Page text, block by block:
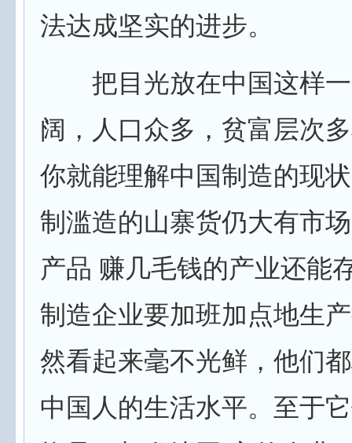
法达成坚实的进步。
把目光放在中国这样一
阔，人口众多，贫富层次
你就能理解中国制造的现
制滥造的山寨货仍大有市
产品 赚几毛钱的产业还能
制造企业要加班加点地生
然看起来毫不光鲜，他们
中国人的生活水平。至于